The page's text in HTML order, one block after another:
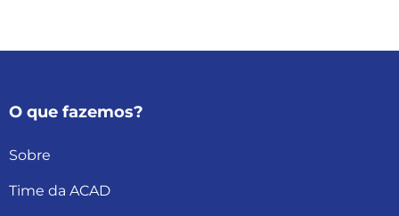
O que fazemos?
Sobre
Time da ACAD